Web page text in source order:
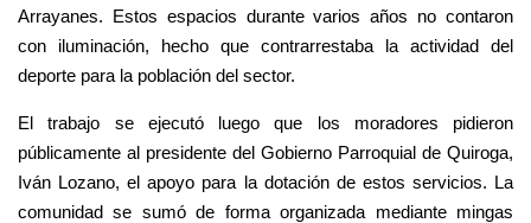
Arrayanes. Estos espacios durante varios años no contaron
con iluminación, hecho que contrarrestaba la actividad del
deporte para la población del sector.
El trabajo se ejecutó luego que los moradores pidieron
públicamente al presidente del Gobierno Parroquial de Quiroga,
Iván Lozano, el apoyo para la dotación de estos servicios. La
comunidad se sumó de forma organizada mediante mingas